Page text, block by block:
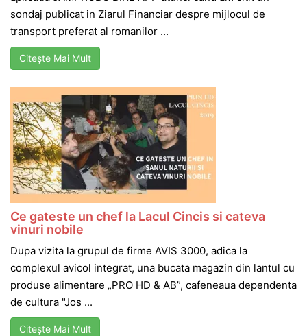
sondaj publicat in Ziarul Financiar despre mijlocul de
transport preferat al romanilor ...
Citește Mai Mult
Ce gateste un chef la Lacul Cincis si cateva
vinuri nobile
Dupa vizita la grupul de firme AVIS 3000, adica la
complexul avicol integrat, una bucata magazin din lantul cu
produse alimentare „PRO HD & AB”, cafeneaua dependenta
de cultura "Jos ...
Citește Mai Mult